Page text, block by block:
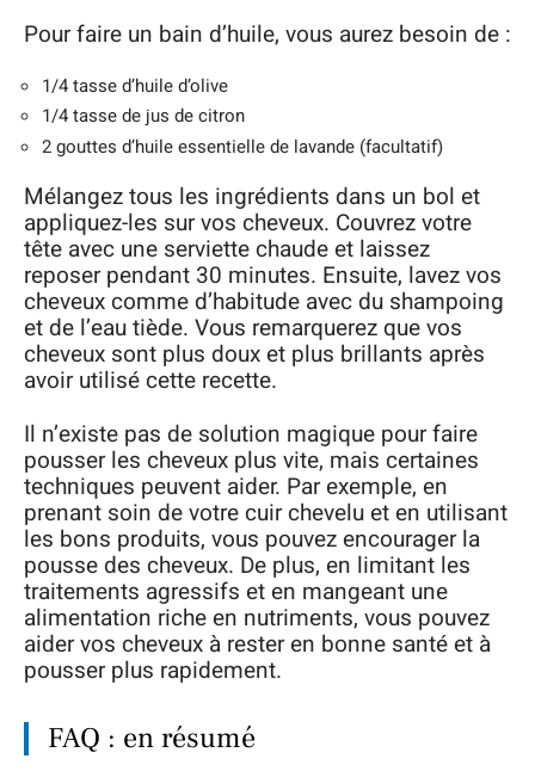
Pour faire un bain d’huile, vous aurez besoin de :
1/4 tasse d’huile d’olive
1/4 tasse de jus de citron
2 gouttes d’huile essentielle de lavande (facultatif)
Mélangez tous les ingrédients dans un bol et
appliquez-les sur vos cheveux. Couvrez votre
tête avec une serviette chaude et laissez
reposer pendant 30 minutes. Ensuite, lavez vos
cheveux comme d’habitude avec du shampoing
et de l’eau tiède. Vous remarquerez que vos
cheveux sont plus doux et plus brillants après
avoir utilisé cette recette.
Il n’existe pas de solution magique pour faire
pousser les cheveux plus vite, mais certaines
techniques peuvent aider. Par exemple, en
prenant soin de votre cuir chevelu et en utilisant
les bons produits, vous pouvez encourager la
pousse des cheveux. De plus, en limitant les
traitements agressifs et en mangeant une
alimentation riche en nutriments, vous pouvez
aider vos cheveux à rester en bonne santé et à
pousser plus rapidement.
FAQ : en résumé